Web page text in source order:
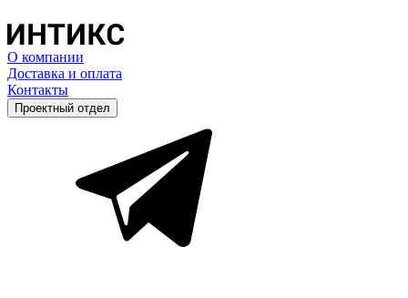
О компании
Доставка и оплата
Контакты
Проектный отдел